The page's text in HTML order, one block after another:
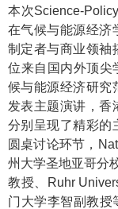
本次Science-
在气候与能源经济
制定者与商业领袖
位来自国内外顶尖
候与能源经济研究
发表主题演讲，香
分别呈现了精彩的
圆桌讨论环节，
州大学圣地亚哥分
教授、Ruhr
门大学李智副教授